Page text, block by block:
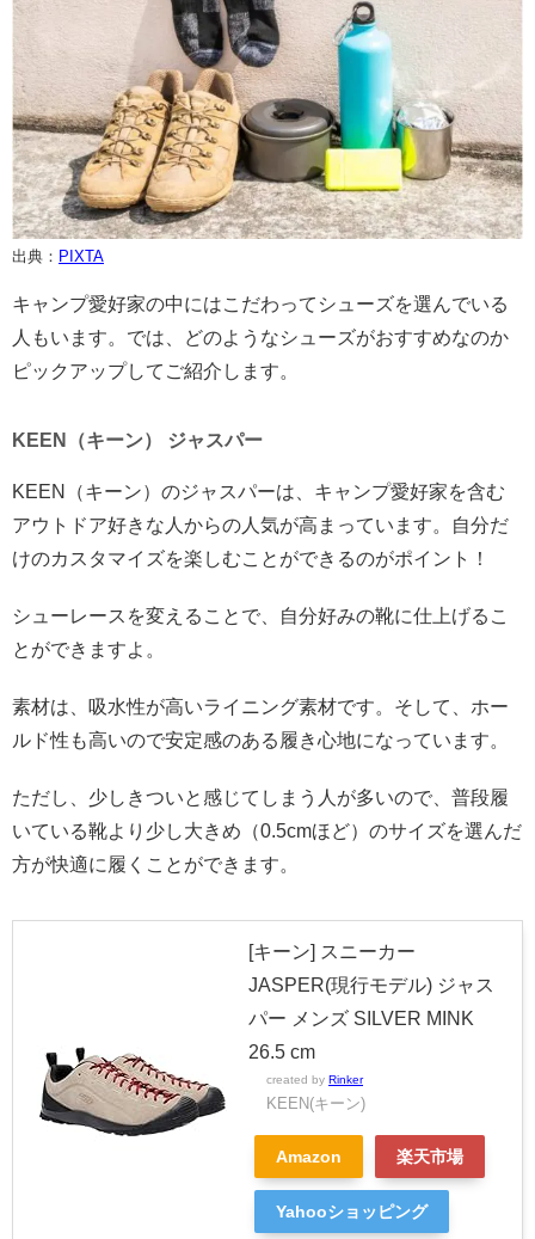
出典： PIXTA
キャンプ愛好家の中にはこだわってシューズを選んでいる
人もいます。では、どのようなシューズがおすすめなのか
ピックアップしてご紹介します。
KEEN（キーン） ジャスパー
KEEN（キーン）のジャスパーは、キャンプ愛好家を含む
アウトドア好きな人からの人気が高まっています。自分だ
けのカスタマイズを楽しむことができるのがポイント！
シューレースを変えることで、自分好みの靴に仕上げるこ
とができますよ。
素材は、吸水性が高いライニング素材です。そして、ホー
ルド性も高いので安定感のある履き心地になっています。
ただし、少しきついと感じてしまう人が多いので、普段履
いている靴より少し大きめ（0.5cmほど）のサイズを選んだ
方が快適に履くことができます。
[キーン] スニーカー
JASPER(現行モデル) ジャス
パー メンズ SILVER MINK
26.5 cm
created by Rinker
KEEN(キーン)
Amazon 楽天市場
Yahooショッピング